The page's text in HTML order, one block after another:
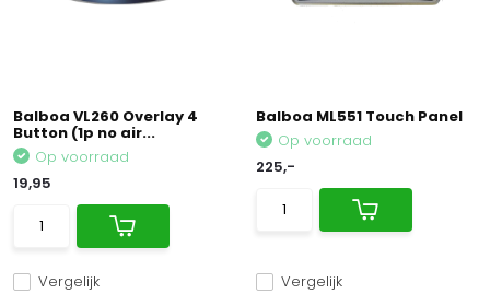
Balboa VL260 Overlay 4
Button (1p no air...
Vergelijk
Op voorraad
19,95
Balboa ML551 Touch Panel
Vergelijk
Op voorraad
225,-